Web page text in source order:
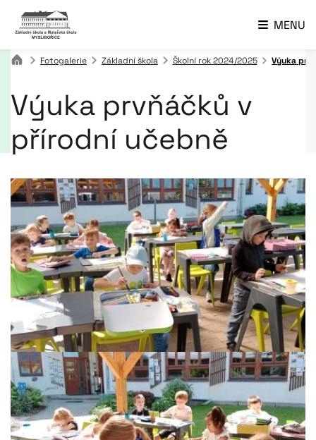
MENU
Fotogalerie Základní škola Školní rok 2024/2025 Výuka
Výuka prvňáčků v
přírodní učebně